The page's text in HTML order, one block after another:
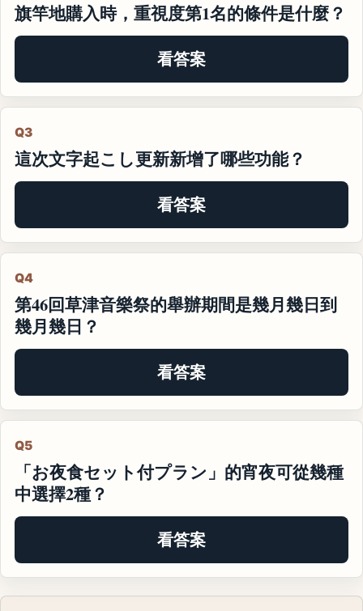
旗竿地購入時，重視度第1名的條件是什麼？
看答案
Q3
這次文字起こし更新新增了哪些功能？
看答案
Q4
第46回草津音樂祭的舉辦期間是幾月幾日到
幾月幾日？
看答案
Q5
「お夜食セット付プラン」的宵夜可從幾種
中選擇2種？
看答案